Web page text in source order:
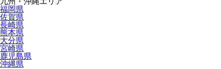
福岡県
佐賀県
長崎県
熊本県
大分県
宮崎県
鹿児島県
沖縄県